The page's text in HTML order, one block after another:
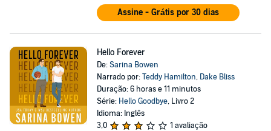
Assine - Grátis por 30 dias
Hello Forever
De:Sarina Bowen
Narrado por:Teddy Hamilton, Dake Bliss
Duração: 6 horas e 11 minutos
Série: Hello Goodbye, Livro 2
Idioma: Inglês
3,0
1 avaliação